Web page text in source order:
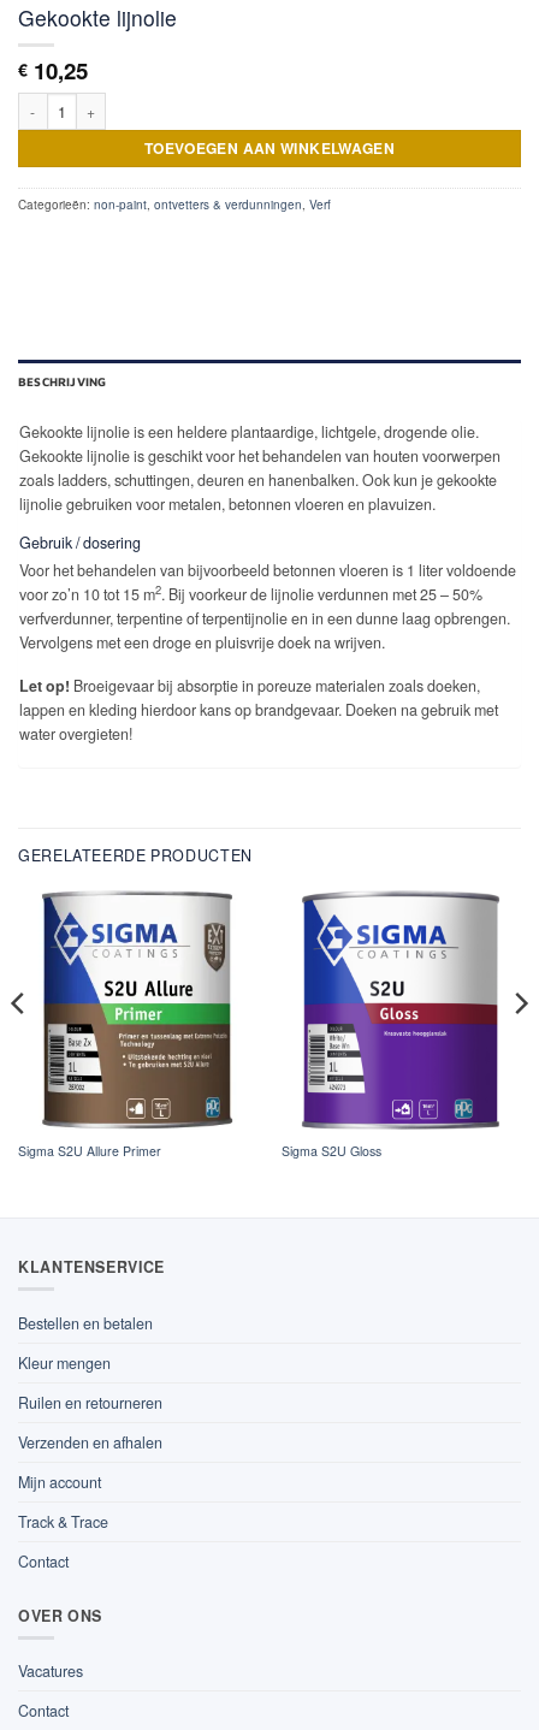
Gekookte lijnolie
€ 10,25
TOEVOEGEN AAN WINKELWAGEN
Categorieën: non-paint ontvetters & verdunningen Verf
BESCHRIJVING
Gekookte lijnolie is een heldere plantaardige, lichtgele, drogende olie.
Gekookte lijnolie is geschikt voor het behandelen van houten voorwerpen
zoals ladders, schuttingen, deuren en hanenbalken. Ook kun je gekookte
lijnolie gebruiken voor metalen, betonnen vloeren en plavuizen.
Gebruik / dosering
Voor het behandelen van bijvoorbeeld betonnen vloeren is 1 liter voldoende
voor zo’n 10 tot 15 m2. Bij voorkeur de lijnolie verdunnen met 25 – 50%
verfverdunner, terpentine of terpentijnolie en in een dunne laag opbrengen.
Vervolgens met een droge en pluisvrije doek na wrijven.
Let op! Broeigevaar bij absorptie in poreuze materialen zoals doeken,
lappen en kleding hierdoor kans op brandgevaar. Doeken na gebruik met
water overgieten!
GERELATEERDE PRODUCTEN
Sigma S2U Allure Primer Sigma S2U Gloss
KLANTENSERVICE
Bestellen en betalen
Kleur mengen
Ruilen en retourneren
Verzenden en afhalen
Mijn account
Track & Trace
Contact
OVER ONS
Vacatures
Contact